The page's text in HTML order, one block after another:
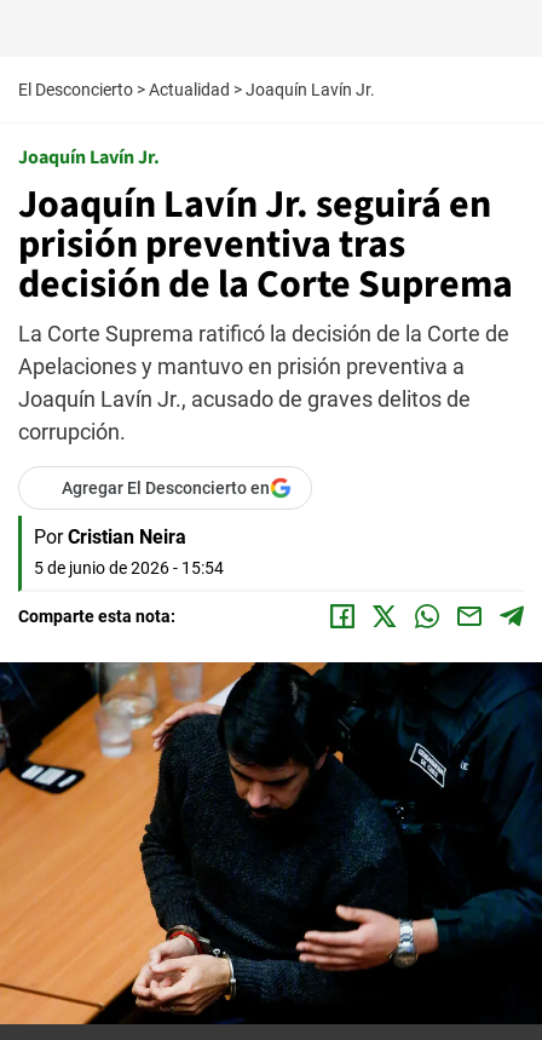
El Desconcierto >Actualidad >Joaquín Lavín Jr.
Joaquín Lavín Jr.
Joaquín Lavín Jr. seguirá en
prisión preventiva tras
decisión de la Corte Suprema
La Corte Suprema ratificó la decisión de la Corte de
Apelaciones y mantuvo en prisión preventiva a
Joaquín Lavín Jr., acusado de graves delitos de
corrupción.
Agregar El Desconcierto en
Por Cristian Neira
5 de junio de 2026 - 15:54
Comparte esta nota: